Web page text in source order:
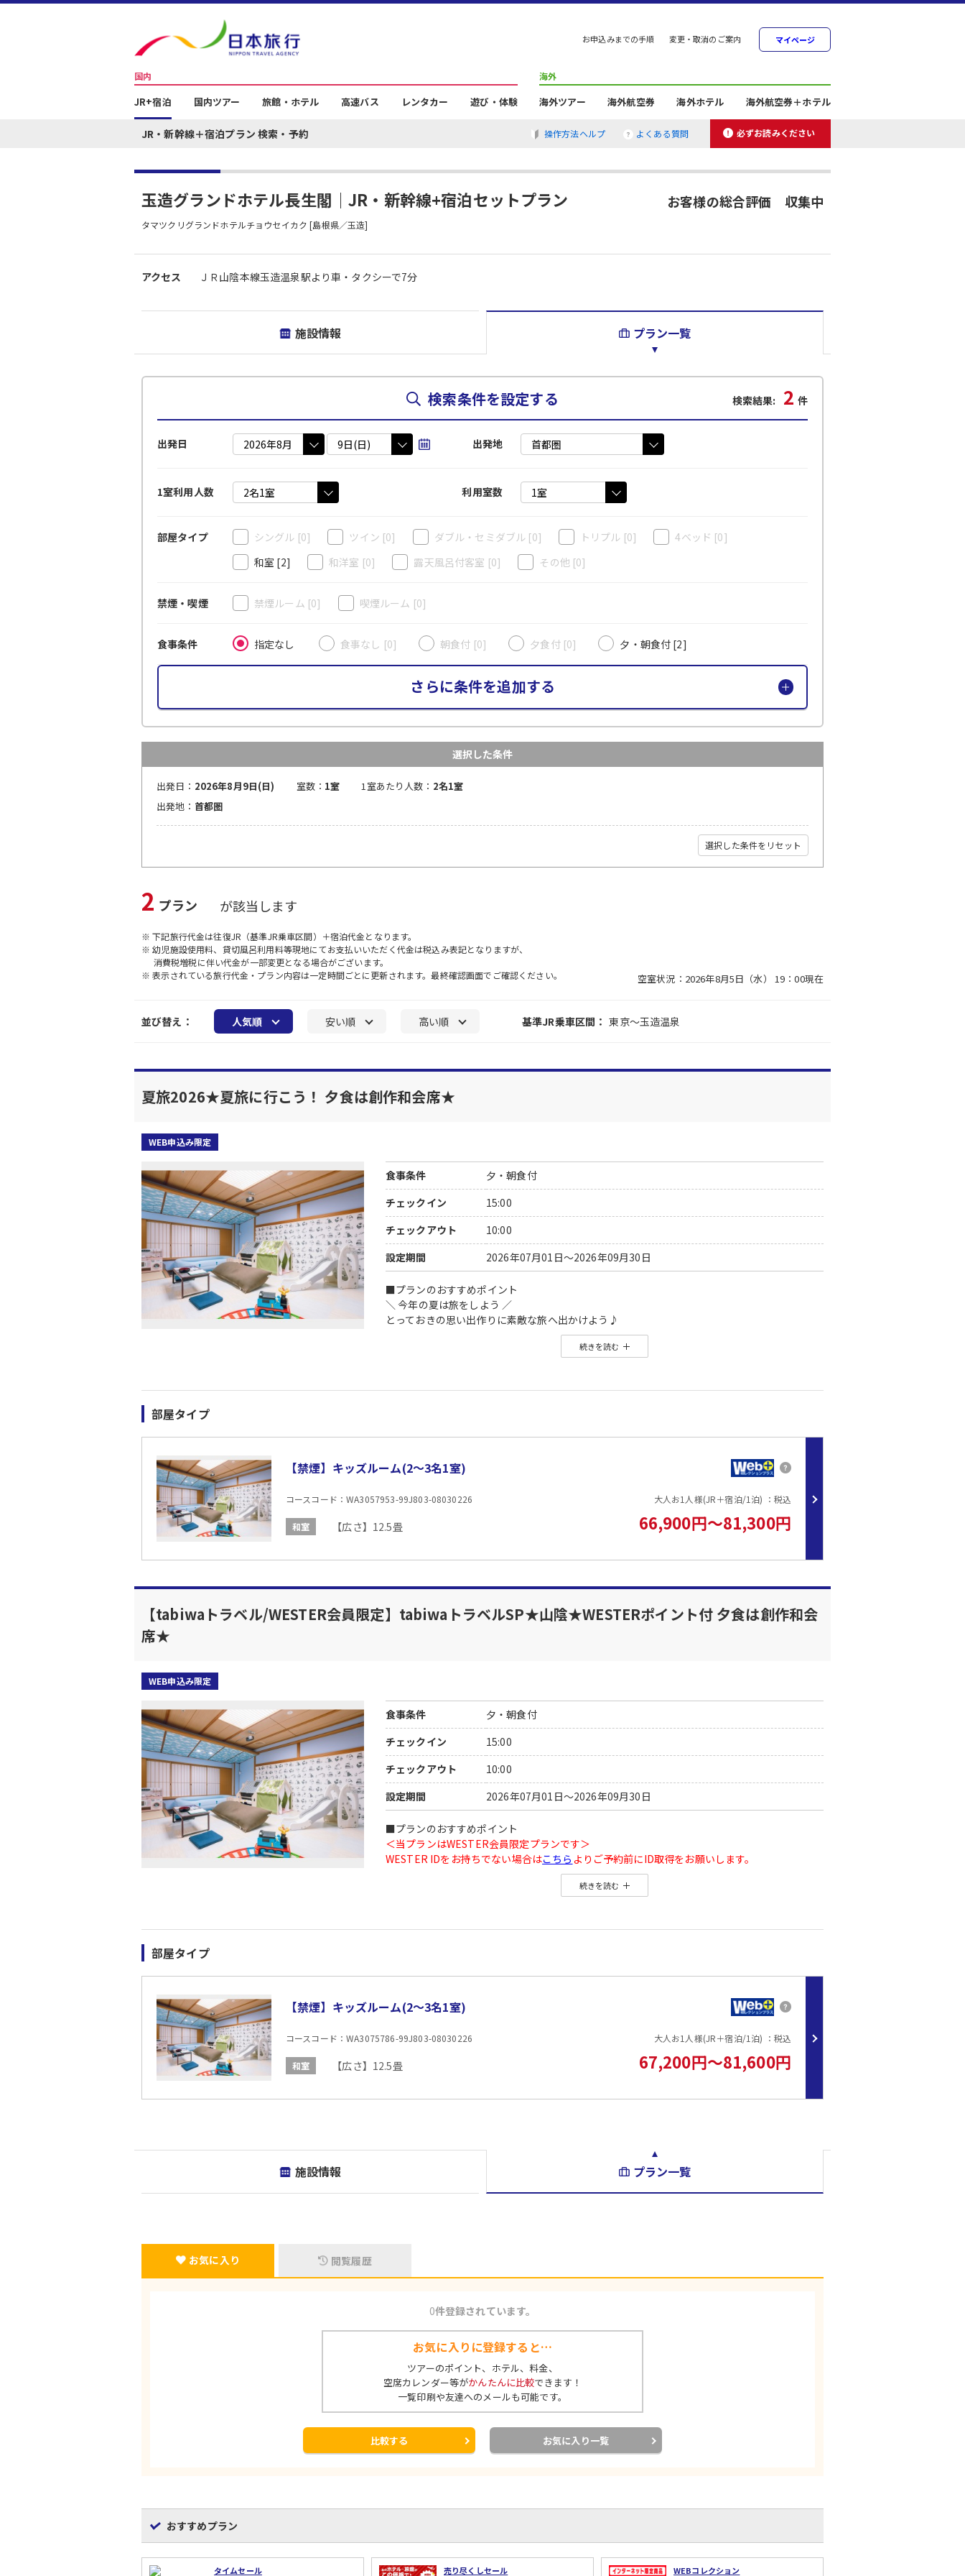
お申込みまでの手順 変更・取消のご案内 マイページ
国内
JR+宿泊 国内ツアー 旅館・ホテル 高速バス レンタカー 遊び・体験
海外
海外ツアー 海外航空券 海外ホテル 海外航空券＋ホテル
JR・新幹線＋宿泊プラン 検索・予約 操作方法ヘルプ よくある質問 必ずお読みください
玉造グランドホテル長生閣｜JR・新幹線+宿泊セットプラン
タマツクリグランドホテルチョウセイカク [島根県／玉造]
お客様の総合評価 収集中
アクセス ＪＲ山陰本線玉造温泉駅より車・タクシーで7分
施設情報 プラン一覧
検索条件を設定する 検索結果: 2 件
出発日 出発地
1室利用人数 利用室数
部屋タイプ シングル [0] ツイン [0] ダブル・セミダブル [0] トリプル [0] 4ベッド [0]
和室 [2] 和洋室 [0] 露天風呂付客室 [0] その他[0]
禁煙・喫煙 禁煙ルーム [0] 喫煙ルーム [0]
食事条件 指定なし 食事なし [0] 朝食付 [0] 夕食付 [0] 夕・朝食付 [2]
さらに条件を追加する
選択した条件
出発日： 2026年8月9日(日) 室数： 1室 1室あたり人数： 2名1室
出発地： 首都圏
選択した条件をリセット
2 プラン が該当します
※ 下記旅行代金は往復JR（基準JR乗車区間）＋宿泊代金となります。
※ 幼児施設使用料、貸切風呂利用料等現地にてお支払いいただく代金は税込み表記となりますが、
消費税増税に伴い代金が一部変更となる場合がございます。
※ 表示されている旅行代金・プラン内容は一定時間ごとに更新されます。最終確認画面でご確認ください。
空室状況：2026年8月5日（水） 19：00現在
並び替え： 人気順 安い順 高い順 基準JR乗車区間： 東京～玉造温泉
夏旅2026★夏旅に行こう！ 夕食は創作和会席★
WEB申込み限定
食事条件
夕・朝食付
チェックイン
15:00
チェックアウト
10:00
設定期間
2026年07月01日～2026年09月30日
■プランのおすすめポイント
＼ 今年の夏は旅をしよう ／
とっておきの思い出作りに素敵な旅へ出かけよう♪
【2026年】夏休み・お盆おすすめ国内旅行特集
・お部屋毎に内装・おもちゃは異なります（※指定はできません）。
その他（2階 個室料亭）
創作和会席
■朝食
その他（食事処）
和洋ビュッフェ ※日によりセットメニューとなります。
続きを読む
部屋タイプ
【禁煙】キッズルーム(2〜3名1室)
コースコード：WA3057953-99J803-08030226
和室 【広さ】12.5畳
大人お1人様(JR＋宿泊/1泊) ：税込
66,900円～81,300円
【tabiwaトラベル/WESTER会員限定】tabiwaトラベルSP★山陰★WESTERポイント付 夕食は創作和会
席★
WEB申込み限定
食事条件
夕・朝食付
チェックイン
15:00
チェックアウト
10:00
設定期間
2026年07月01日～2026年09月30日
■プランのおすすめポイント
＜当プランはWESTER会員限定プランです＞
WESTER IDをお持ちでない場合はこちら よりご予約前にID取得をお願いします。
◆WESTER会員様に「もらってうれしい」WESTERポイント2倍◆
旅行プラン利用分のWESTERポイント(通常)と同数分のWESTERポイント(期間・用途限定)を付与します。
旅行プランをお申し込み後、予約内容変更・人数変更・キャンセルされた場合はキャンペーンの対象外となります。
おとな・こども共、有料人員の方がポイント対象です。（添寝幼児は対象外）
【ご案内】
・お部屋毎に内装・おもちゃは異なります（※指定はできません）。
場所:
場所:
続きを読む
部屋タイプ
【禁煙】キッズルーム(2〜3名1室)
コースコード：WA3075786-99J803-08030226
和室 【広さ】12.5畳
大人お1人様(JR＋宿泊/1泊) ：税込
67,200円～81,600円
施設情報 プラン一覧
お気に入り 閲覧履歴
0件登録されています。
お気に入りに登録すると…
ツアーのポイント、ホテル、料金、
空席カレンダー等がかんたんに比較できます！
一覧印刷や友達へのメールも可能です。
比較する お気に入り一覧
おすすめプラン
タイムセール 売り尽くしセール WEBコレクション